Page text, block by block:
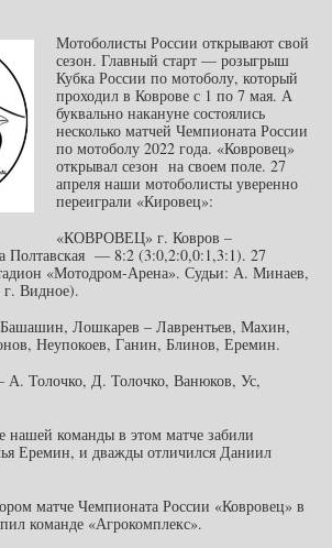
Мотоболисты России открывают свой
сезон. Главный старт — розыгрыш
Кубка России по мотоболу, который
проходил в Коврове с 1 по 7 мая. А
буквально накануне состоялись
несколько матчей Чемпионата России
по мотоболу 2022 года. «Ковровец»
открывал сезон на своем поле. 27
апреля наши мотоболисты уверенно
переиграли «Кировец»:
«КОВРОВЕЦ» г. Ковров –
— 8:2 (3:0,2:0,0:1,3:1). 27
«Мотодром-Арена». Судьи: А. Минаев,
Видное).
Лошкарев – Лаврентьев, Махин,
Неупокоев, Ганин, Блинов, Еремин.
А. Толочко, Д. Толочко, Ванюков, Ус,
нашей команды в этом матче забили
Еремин, и дважды отличился Даниил
матче Чемпионата России «Ковровец» в
команде «Агрокомплекс».